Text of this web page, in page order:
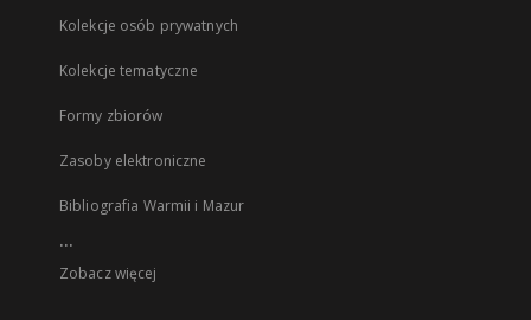
Kolekcje osób prywatnych
Kolekcje tematyczne
Formy zbiorów
Zasoby elektroniczne
Bibliografia Warmii i Mazur
...
Zobacz więcej